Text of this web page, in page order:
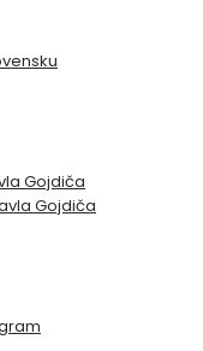
Gojdiča
Gojdiča